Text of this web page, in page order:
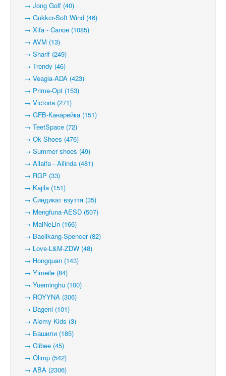
→ Jong Golf (40)
→ Gukkcr-Soft Wind (46)
→ Xifa - Canoe (1085)
→ AVM (13)
→ Sharif (249)
→ Trendy (46)
→ Veagia-ADA (423)
→ Prime-Opt (153)
→ Victoria (271)
→ GFB-Канарейка (151)
→ TeetSpace (72)
→ Ok Shoes (476)
→ Summer shoes (49)
→ Ailaifa - Ailinda (481)
→ RGP (33)
→ Kajila (151)
→ Синдикат взуття (35)
→ Mengfuna-AESD (507)
→ MaiNeLin (166)
→ Baolikang-Spencer (82)
→ Love-L&M-ZDW (48)
→ Hongquan (143)
→ Yimeile (84)
→ Yueminghu (100)
→ ROYYNA (306)
→ Dageni (101)
→ Alemy Kids (3)
→ Башили (185)
→ Clibee (45)
→ Olimp (542)
→ ABA (2306)